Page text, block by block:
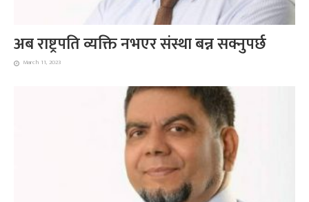
अब राष्ट्रपति व्यक्ति नभएर संस्था बन्न सक्नुपर्छ
March 11, 2023